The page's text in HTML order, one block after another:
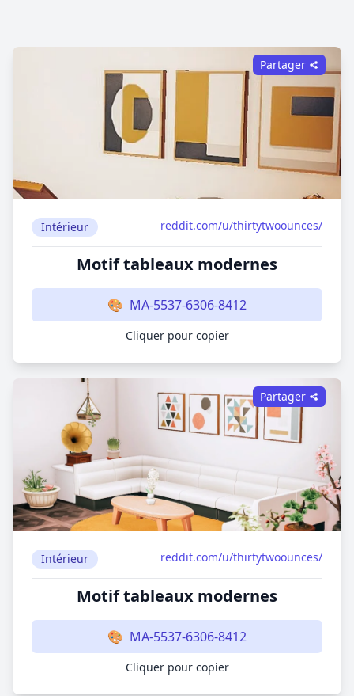
Intérieur reddit.com/u/thirtytwoounces/
Motif tableaux modernes
🎨 MA-5537-6306-8412
Cliquer pour copier
Partager
Intérieur reddit.com/u/thirtytwoounces/
Motif tableaux modernes
🎨 MA-5537-6306-8412
Cliquer pour copier
Partager